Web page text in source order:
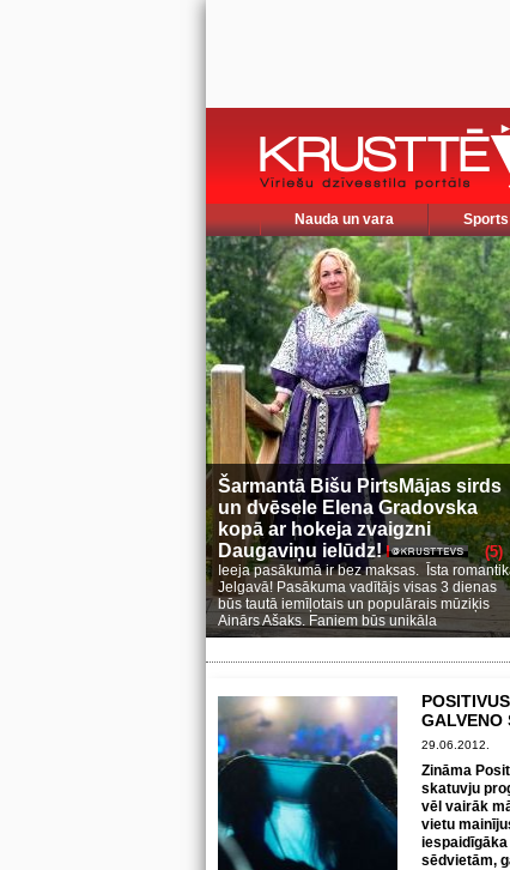
Nauda un vara Sports
Šarmantā Bišu PirtsMājas sirds
un dvēsele Elena Gradovska
kopā ar hokeja zvaigzni
Daugaviņu ielūdz!
(5)
Ieeja pasākumā ir bez maksas. Īsta
Jelgavā! Pasākuma vadītājs visas 3 dienas
būs tautā iemīļotais un populārais mūziķis
Ainārs Ašaks. Faniem būs unikāla
GALVENO
29.06.2012.
Zināma
skatuvju
vēl vairāk
vietu
sēdvietām,